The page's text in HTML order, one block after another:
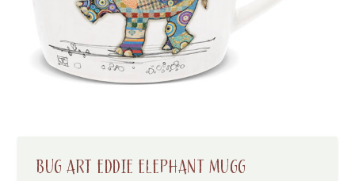
BUG ART EDDIE ELEPHANT MUGG